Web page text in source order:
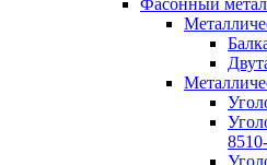
Фасонный